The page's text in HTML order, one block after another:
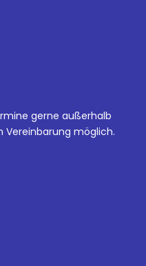
gerne außerhalb
möglich.